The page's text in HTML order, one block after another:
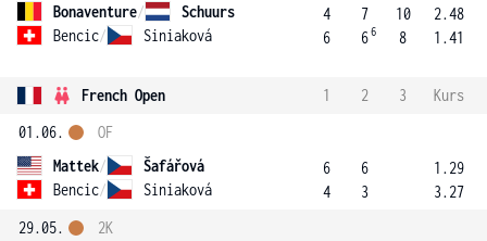
Bonaventure/
Schuurs
Bencic/ Siniaková
4
6
7
66
10
8
2.48
1.41
French Open 1 2 3
Kurs
01.06.
Mattek/
Šafářová
Bencic/ Siniaková
OF
6
4
6
3
1.29
3.27
29.05.
2K